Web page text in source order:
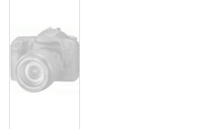
корзину